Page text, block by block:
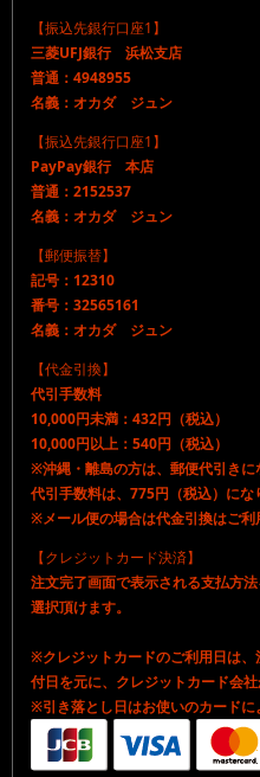
【振込先銀行口座1】
三菱UFJ銀行 浜松支店
普通：4948955
名義：オカダ ジュン
【振込先銀行口座1】
PayPay銀行 本店
普通：2152537
名義：オカダ ジュン
【郵便振替】
記号：12310
番号：32565161
名義：オカダ ジュン
【代金引換】
代引手数料
10,000円未満：432円（税込）
10,000円以上：540円（税込）
※沖縄・離島の方は、郵便代引きに
代引手数料は、775円（税込）にな
※メール便の場合は代金引換はご利
【クレジットカード決済】
注文完了画面で表示される支払方
選択頂けます。
※クレジットカードのご利用日は
付日を元に、クレジットカード会
※引き落とし日はお使いのカードに